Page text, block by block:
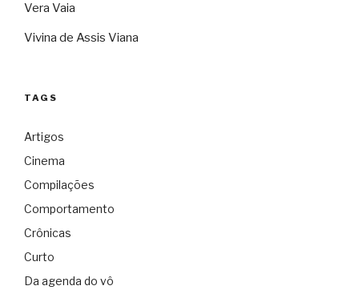
Vera Vaia
Vivina de Assis Viana
TAGS
Artigos
Cinema
Compilações
Comportamento
Crônicas
Curto
Da agenda do vô